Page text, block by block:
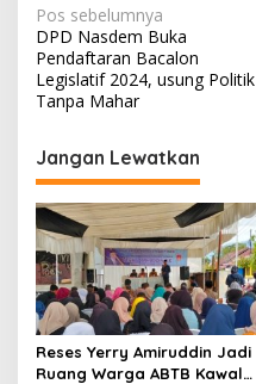
N
a
v
i
g
a
s
i
p
o
s
Pos sebelumnya
DPD Nasdem Buka
Pendaftaran Bacalon
Legislatif 2024, usung Politik
Tanpa Mahar
Jangan Lewatkan
Reses Yerry Amiruddin Jadi
Ruang Warga ABTB Kawal